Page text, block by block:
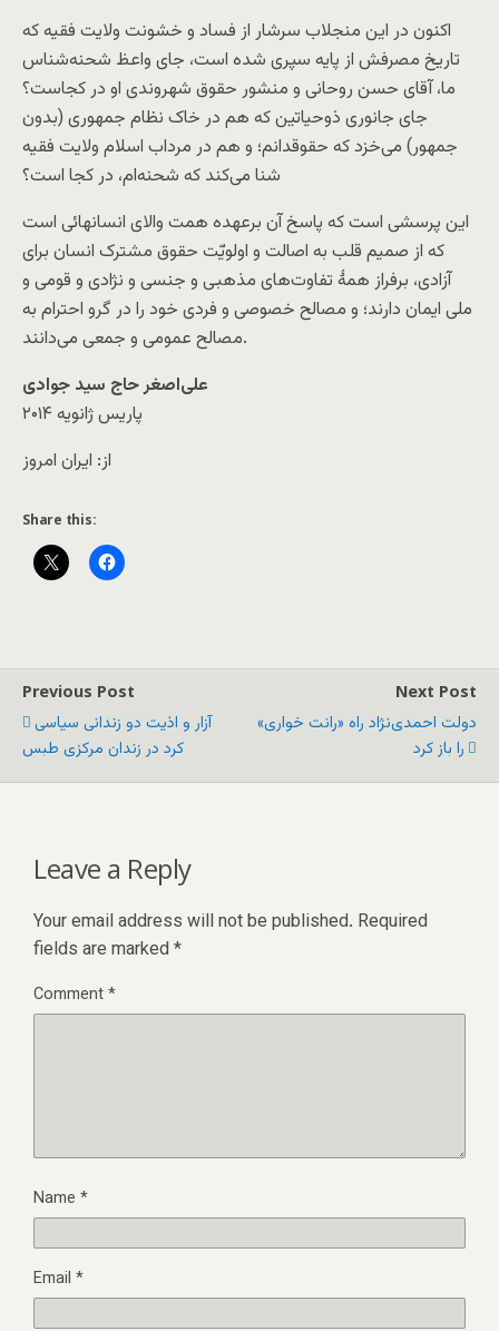
اکنون در این منجلاب سرشار از فساد و خشونت ولایت فقیه که
تاریخ مصرفش از پایه سپری شده است، جای واعظ شحنه‌شناس
ما، آقای حسن روحانی و منشور حقوق شهروندی او در کجاست؟
جای جانوری ذوحیاتین که هم در خاک نظام جمهوری (بدون
جمهور) می‌خزد که حقوقدانم؛ و هم در مرداب اسلام ولایت فقیه
شنا می‌کند که شحنه‌ام، در کجا است؟
این پرسشی است که پاسخ آن برعهده همت والای انسانهائی است
که از صمیم قلب به اصالت و اولویّت حقوق مشترک انسان برای
آزادی، برفراز همهٔ تفاوت‌های مذهبی و جنسی و نژادی و قومی و
ملی ایمان دارند؛ و مصالح خصوصی و فردی خود را در گرو احترام به
مصالح عمومی و جمعی می‌دانند.
علی‌اصغر حاج سید جوادی
پاریس ژانویه ۲۰۱۴
از: ایران امروز
Share this:
Previous Post
آزار و اذیت دو زندانی سیاسی
کرد در زندان مرکزی طبس
Next Post
دولت احمدی‌نژاد راه «رانت خواری»
را باز کرد
Leave a Reply
Your email address will not be published. Required
fields are marked *
Comment*
Name *
Email *